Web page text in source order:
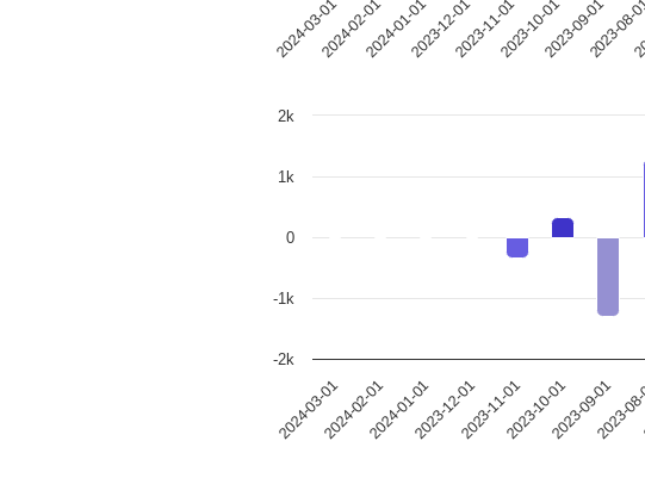
2024-03-012024-02-012024-01-012023-12-012023-11-012023-10-012023-09-01
2023-
2024-03-012024-02-012024-01-012023-12-012023-11-012023-10-012023-09-01
2023-
-2k
-1k
0
1k
2k